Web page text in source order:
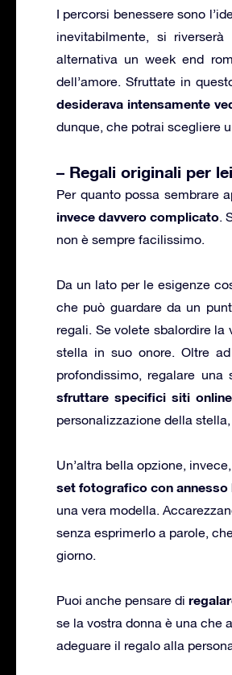
I percorsi benessere sono
inevitabilmente, si
alternativa un week end
dell’amore. Sfruttate in
desiderava intensamente
dunque, che potrai scegliere
– Regali originali per lei
Per quanto possa sembrare
invece davvero complicato.
non è sempre facilissimo.
Da un lato per le esigenze
che può guardare da un
regali. Se volete sbalordire
stella in suo onore. Oltre
profondissimo, regalare
sfruttare specifici siti online
personalizzazione della
Un’altra bella opzione,
set fotografico con
una vera modella.
senza esprimerlo a parole,
giorno.
Puoi anche pensare di
se la vostra donna è una che
adeguare il regalo alla